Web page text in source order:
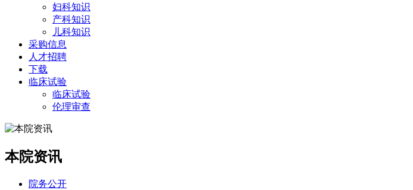
妇科知识
产科知识
儿科知识
采购信息
人才招聘
下载
临床试验
临床试验
伦理审查
本院资讯
院务公开